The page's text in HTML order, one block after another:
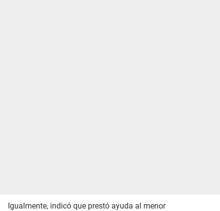
Igualmente, indicó que prestó ayuda al menor